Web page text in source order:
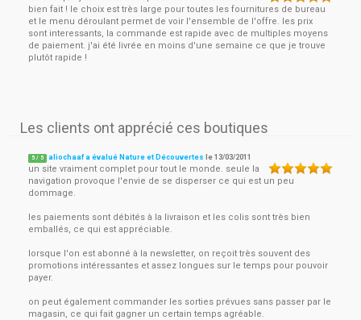
bien fait ! le choix est très large pour toutes les fournitures de bureau
et le menu déroulant permet de voir l'ensemble de l'offre. les prix
sont interessants, la commande est rapide avec de multiples moyens
de paiement. j'ai été livrée en moins d'une semaine ce que je trouve
plutôt rapide !
Les clients ont apprécié ces boutiques
5 / 5 aliochaaf a évalué Nature et Découvertes le13/03/2011
un site vraiment complet pour tout le monde. seule la
navigation provoque l'envie de se disperser ce qui est un peu
dommage.
les paiements sont débités à la livraison et les colis sont très bien
emballés, ce qui est appréciable.
lorsque l'on est abonné à la newsletter, on reçoit très souvent des
promotions intéressantes et assez longues sur le temps pour pouvoir
payer.
on peut également commander les sorties prévues sans passer par le
magasin, ce qui fait gagner un certain temps agréable.